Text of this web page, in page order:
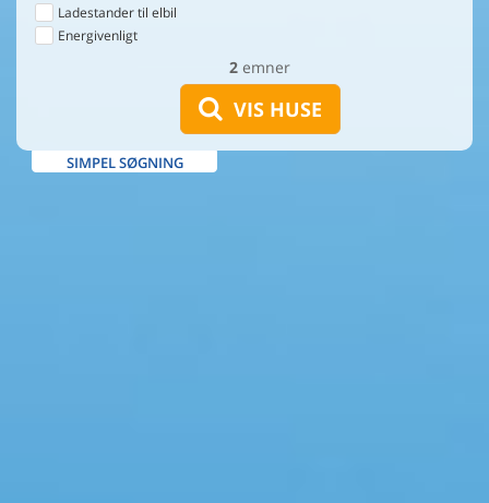
2 emner
VIS HUSE
Ladestander til elbil
Energivenligt
SIMPEL SØGNING